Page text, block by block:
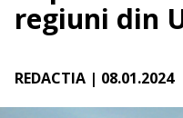
regiuni din
REDACTIA | 08.01.2024